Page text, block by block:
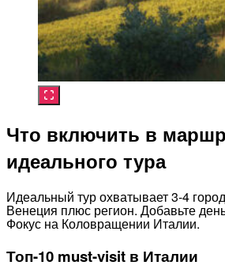
Что включить в
идеального тура
Идеальный тур охватывает 3-4
Венеция плюс регион. Добавьте
Фокус на Коловращении Италии.​
Топ-10 must-visit в Италии